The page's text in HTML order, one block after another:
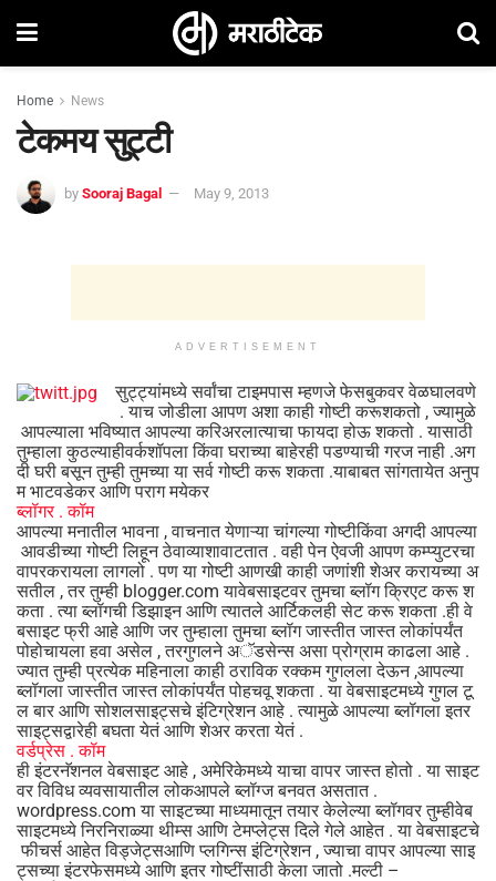
Home News
टेकमय सुट्टी
by Sooraj Bagal May 9, 2013
ADVERTISEMENT
सुट्ट्यांमध्ये सर्वांचा टाइमपास म्हणजे फेसबुकवर वेळघालवणे
. याच जोडीला आपण अशा काही गोष्टी करूशकतो , ज्यामुळे
आपल्याला भविष्यात आपल्या करिअरलात्याचा फायदा होऊ शकतो . यासाठी
तुम्हाला कुठल्याहीवर्कशॉपला किंवा घराच्या बाहेरही पडण्याची गरज नाही .अग
दी घरी बसून तुम्ही तुमच्या या सर्व गोष्टी करू शकता .याबाबत सांगतायेत अनुप
म भाटवडेकर आणि पराग मयेकर
ब्लॉगर . कॉम
आपल्या मनातील भावना , वाचनात येणाऱ्या चांगल्या गोष्टीकिंवा अगदी आपल्या
आवडीच्या गोष्टी लिहून ठेवाव्याशावाटतात . वही पेन ऐवजी आपण कम्प्युटरचा
वापरकरायला लागलो . पण या गोष्टी आणखी काही जणांशी शेअर करायच्या अ
सतील , तर तुम्ही blogger.com यावेबसाइटवर तुमचा ब्लॉग क्रिएट करू श
कता . त्या ब्लॉगची डिझाइन आणि त्यातले आर्टिकलही सेट करू शकता .ही वे
बसाइट फ्री आहे आणि जर तुम्हाला तुमचा ब्लॉग जास्तीत जास्त लोकांपर्यंत
पोहोचायला हवा असेल , तरगुगलने अॅडसेन्स असा प्रोग्राम काढला आहे .
ज्यात तुम्ही प्रत्येक महिनाला काही ठराविक रक्कम गुगलला देऊन ,आपल्या
ब्लॉगला जास्तीत जास्त लोकांपर्यंत पोहचवू शकता . या वेबसाइटमध्ये गुगल टू
ल बार आणि सोशलसाइट्सचे इंटिग्रेशन आहे . त्यामुळे आपल्या ब्लॉगला इतर
साइट्सद्वारेही बघता येतं आणि शेअर करता येतं .
वर्डप्रेस .कॉम
ही इंटरनॅशनल वेबसाइट आहे , अमेरिकेमध्ये याचा वापर जास्त होतो . या साइट
वर विविध व्यवसायातील लोकआपले ब्लॉग्ज बनवत असतात .
wordpress.com या साइटच्या माध्यमातून तयार केलेल्या ब्लॉगवर तुम्हीवेब
साइटमध्ये निरनिराळ्या थीम्स आणि टेमप्लेट्स दिले गेले आहेत . या वेबसाइटचे
फीचर्स आहेत विड्जेट्सआणि प्लगिन्स इंटिग्रेशन , ज्याचा वापर आपल्या साइ
ट्सच्या इंटरफेसमध्ये आणि इतर गोष्टींसाठी केला जातो .मल्टी –